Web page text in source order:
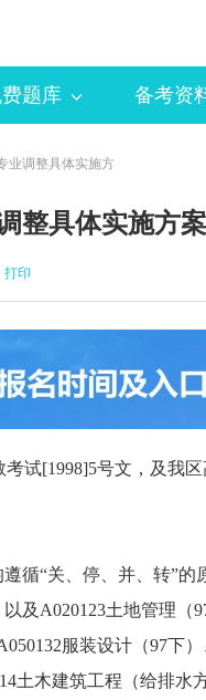
题库 备考资
业调整具体实施方
整具体实施方案
打印
试[1998]5号文，及我
“关、停、并、转”的
及A020123土地管理（
服装设计（97下
土木建筑工程（给排水